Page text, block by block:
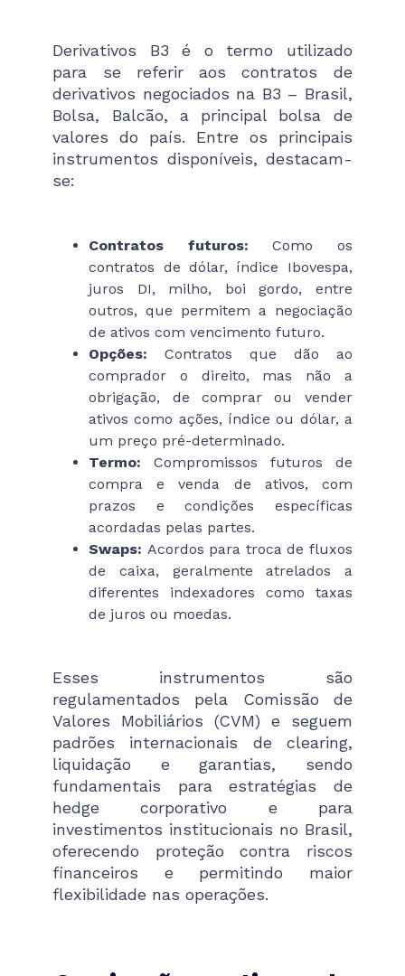
Derivativos B3 é o termo utilizado
para se referir aos contratos de
derivativos negociados na B3 – Brasil,
Bolsa, Balcão, a principal bolsa de
valores do país. Entre os principais
instrumentos disponíveis, destacam-
se:
Contratos futuros:Como os
contratos de dólar, índice Ibovespa,
juros DI, milho, boi gordo, entre
outros, que permitem a negociação
de ativos com vencimento futuro.
Opções:Contratos que dão ao
comprador o direito, mas não a
obrigação, de comprar ou vender
ativos como ações, índice ou dólar, a
um preço pré-determinado.
Termo:Compromissos futuros de
compra e venda de ativos, com
prazos e condições específicas
acordadas pelas partes.
Swaps: Acordos para troca de fluxos
de caixa, geralmente atrelados a
diferentes indexadores como taxas
de juros ou moedas.
Esses instrumentos são
regulamentados pela Comissão de
Valores Mobiliários (CVM) e seguem
padrões internacionais de clearing,
liquidação e garantias, sendo
fundamentais para estratégias de
hedge corporativo e para
investimentos institucionais no Brasil,
oferecendo proteção contra riscos
financeiros e permitindo maior
flexibilidade nas operações.